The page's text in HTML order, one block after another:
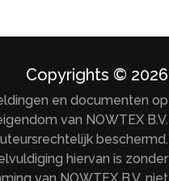
Copyrights © 2026
en documenten op
van NOWTEX B.V.
beschermd.
hiervan is zonder